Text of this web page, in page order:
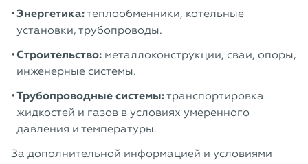
Энергетика:теплообменники, котельные
установки, трубопроводы.
Строительство: металлоконструкции, сваи, опоры,
инженерные системы.
Трубопроводные системы:транспортировка
жидкостей и газов в условиях умеренного
давления и температуры.
За дополнительной информацией и условиями